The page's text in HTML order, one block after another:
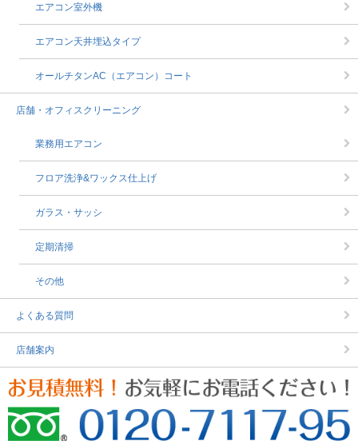
エアコン室外機
エアコン天井埋込タイプ
オールチタンAC（エアコン）コート
店舗・オフィスクリーニング
業務用エアコン
フロア洗浄&ワックス仕上げ
ガラス・サッシ
定期清掃
その他
よくある質問
店舗案内